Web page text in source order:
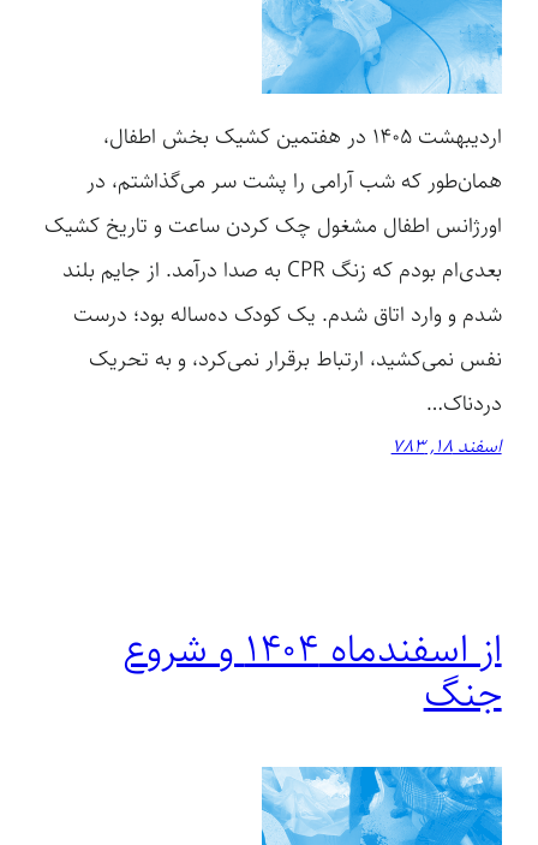
اردیبهشت 1405 در هفتمین کشیک بخش اطفال،
همان‌طور که شب آرامی را پشت سر می‌گذاشتم، در
اورژانس اطفال مشغول چک کردن ساعت و تاریخ کشیک
بعدی‌ام بودم که زنگ CPR به صدا درآمد. از جایم بلند
شدم و وارد اتاق شدم. یک کودک ده‌ساله بود؛ درست
نفس نمی‌کشید، ارتباط برقرار نمی‌کرد، و به تحریک
دردناک…
اسفند 18, 783
از اسفندماه ۱۴۰۴ و شروع
جنگ